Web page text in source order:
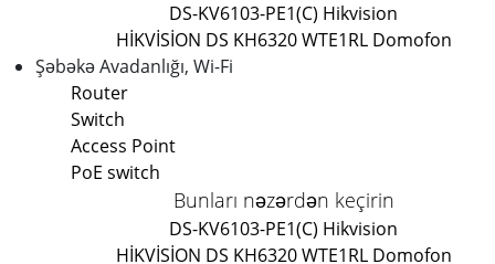
DS-KV6103-PE1(C) Hikvision
HİKVİSİON DS KH6320 WTE1RL Domofon
Şəbəkə Avadanlığı, Wi-Fi
Router
Switch
Access Point
PoE switch
Bunları nəzərdən keçirin
DS-KV6103-PE1(C) Hikvision
HİKVİSİON DS KH6320 WTE1RL Domofon